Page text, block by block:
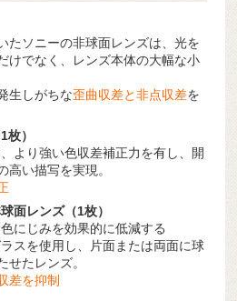
たソニーの非球面レンズは、光を
けでなく、レンズ本体の大幅な小
生しがちな歪曲収差と非点収差を
枚）
より強い色収差補正力を有し、開
高い描写を実現。
面レンズ（1枚）
にじみを効果的に低減する
スを使用し、片面または両面に球
せたレンズ。
差を抑制